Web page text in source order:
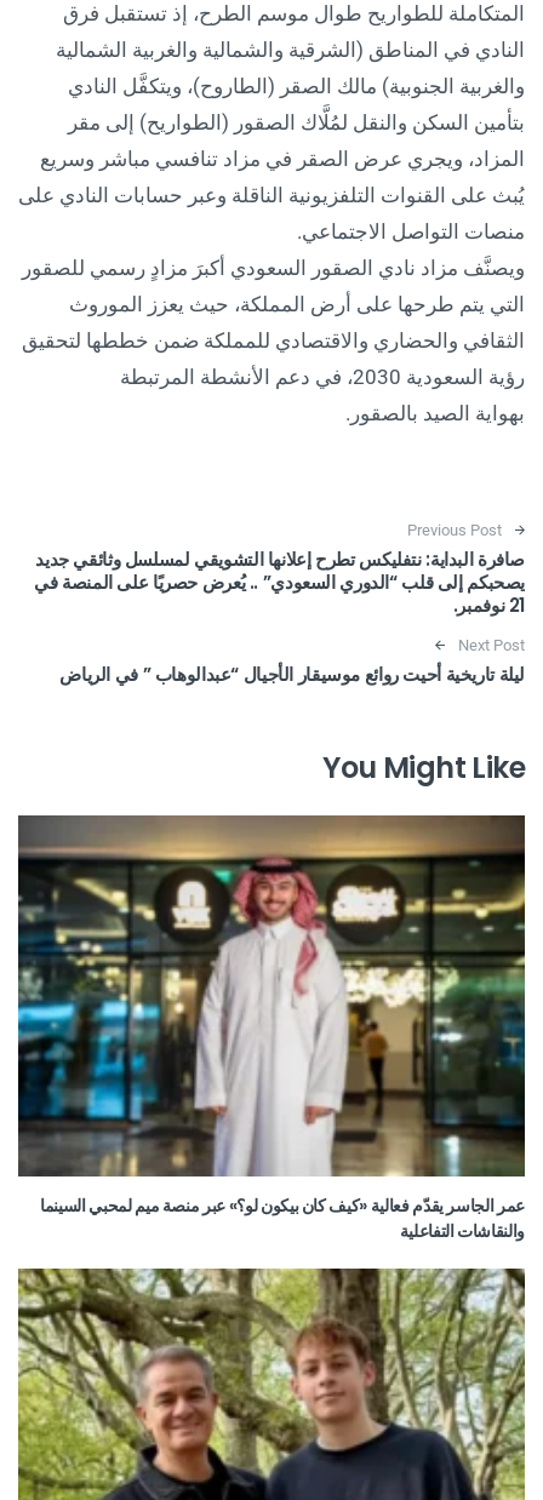
المتكاملة للطواريح طوال موسم الطرح، إذ تستقبل فرق
النادي في المناطق (الشرقية والشمالية والغربية الشمالية
والغربية الجنوبية) مالك الصقر (الطاروح)، ويتكفَّل النادي
بتأمين السكن والنقل لمُلَّاك الصقور (الطواريح) إلى مقر
المزاد، ويجري عرض الصقر في مزاد تنافسي مباشر وسريع
يُبث على القنوات التلفزيونية الناقلة وعبر حسابات النادي على
منصات التواصل الاجتماعي.
ويصنَّف مزاد نادي الصقور السعودي أكبرَ مزادٍ رسمي للصقور
التي يتم طرحها على أرض المملكة، حيث يعزز الموروث
الثقافي والحضاري والاقتصادي للمملكة ضمن خططها لتحقيق
رؤية السعودية 2030، في دعم الأنشطة المرتبطة
بهواية الصيد بالصقور.
Post navigation
Previous Post
صافرة البداية: نتفليكس تطرح إعلانها التشويقي لمسلسل وثائقي جديد
يصحبكم إلى قلب “الدوري السعودي” .. يُعرض حصريًا على المنصة في
21 نوفمبر.
Next Post
ليلة تاريخية أحيت روائع موسيقار الأجيال “عبدالوهاب ” في الرياض
You Might Like
عمر الجاسر يقدّم فعالية «كيف كان بيكون لو؟» عبر منصة ميم لمحبي السينما
والنقاشات التفاعلية